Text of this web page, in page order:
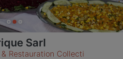
Sarl
Restauration Collecti